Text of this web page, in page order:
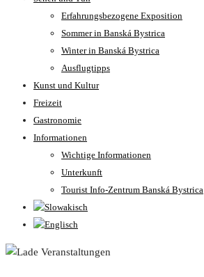
Erfahrungsbezogene Exposition
Sommer in Banská Bystrica
Winter in Banská Bystrica
Ausflugtipps
Kunst und Kultur
Freizeit
Gastronomie
Informationen
Wichtige Informationen
Unterkunft
Tourist Info-Zentrum Banská Bystrica